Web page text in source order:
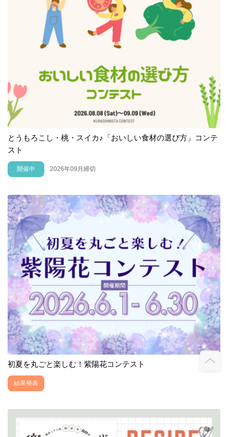
とうもろこし・桃・スイカ♪「おいしい食材の選び方」コンテ
スト
開催中 2026年09月締切
初夏を丸ごと楽しむ！紫陽花コンテスト
結果発表